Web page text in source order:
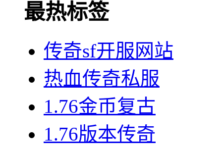
最热标签
传奇sf开服网站
热血传奇私服
1.76金币复古
1.76版本传奇